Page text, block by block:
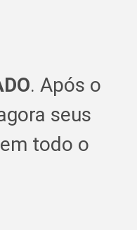
. Após o
seus
todo o